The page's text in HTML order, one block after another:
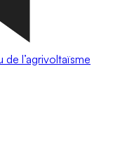
l’agrivoltaïsme